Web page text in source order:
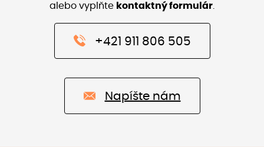
alebo vyplňte kontaktný formulár
+421 911 806 505
Napíšte nám